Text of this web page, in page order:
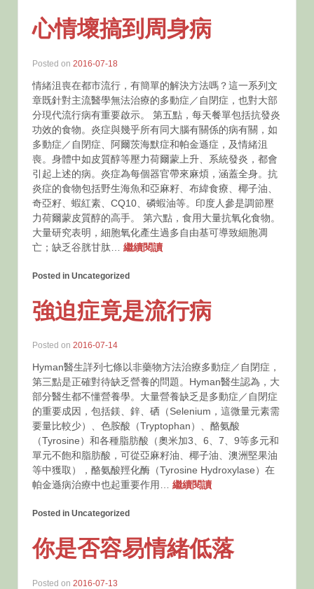
心情壞搞到周身病
Posted on 2016-07-18
情緒沮喪在都市流行，有簡單的解決方法嗎？這一系列文
章既針對主流醫學無法治療的多動症／自閉症，也對大部
分現代流行病有重要啟示。 第五點，每天餐單包括抗發炎
功效的食物。炎症與幾乎所有同大腦有關係的病有關，如
多動症／自閉症、阿爾茨海默症和帕金遜症，及情緒沮
喪。身體中如皮質醇等壓力荷爾蒙上升、系統發炎，都會
引起上述的病。炎症為每個器官帶來麻煩，涵蓋全身。抗
炎症的食物包括野生海魚和亞麻籽、布緯食療、椰子油、
奇亞籽、蝦紅素、CQ10、磷蝦油等。印度人參是調節壓
力荷爾蒙皮質醇的高手。 第六點，食用大量抗氧化食物。
大量研究表明，細胞氧化產生過多自由基可導致細胞凋
亡；缺乏谷胱甘肽… 繼續閱讀
Posted in Uncategorized
強迫症竟是流行病
Posted on 2016-07-14
Hyman醫生詳列七條以非藥物方法治療多動症／自閉症，
第三點是正確對待缺乏營養的問題。Hyman醫生認為，大
部分醫生都不懂營養學。大量營養缺乏是多動症／自閉症
的重要成因，包括鎂、鋅、硒（Selenium，這微量元素需
要量比較少）、色胺酸（Tryptophan）、酪氨酸
（Tyrosine）和各種脂肪酸（奧米加3、6、7、9等多元和
單元不飽和脂肪酸，可從亞麻籽油、椰子油、澳洲堅果油
等中獲取），酪氨酸羥化酶（Tyrosine Hydroxylase）在
帕金遜病治療中也起重要作用… 繼續閱讀
Posted in Uncategorized
你是否容易情緒低落
Posted on 2016-07-13